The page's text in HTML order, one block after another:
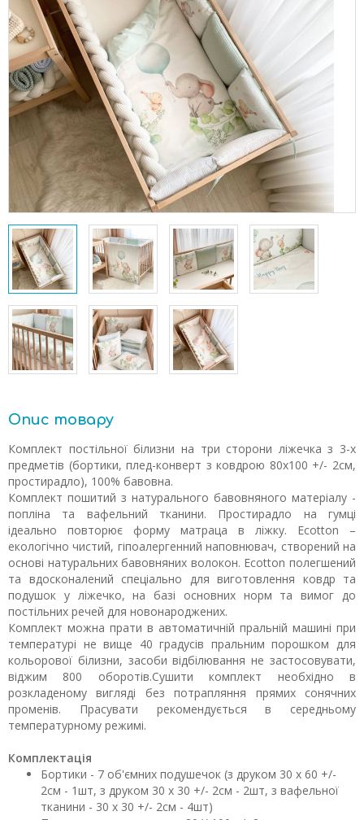
Опис товару
Комплект постільної білизни на три сторони ліжечка з 3-х
предметів (бортики, плед-конверт з ковдрою 80х100 +/- 2см,
простирадло), 100% бавовна.
Комплект пошитий з натурального бавовняного матеріалу -
попліна та вафельний тканини. Простирадло на гумці
ідеально повторює форму матраца в ліжку. Ecotton –
екологічно чистий, гіпоалергенний наповнювач, створений на
основі натуральних бавовняних волокон. Ecotton полегшений
та вдосконалений спеціально для виготовлення ковдр та
подушок у ліжечко, на базі основних норм та вимог до
постільних речей для новонароджених.
Комплект можна прати в автоматичній пральній машині при
температурі не вище 40 градусів пральним порошком для
кольорової білизни, засоби відбілювання не застосовувати,
віджим 800 оборотів.Сушити комплект необхідно в
розкладеному вигляді без потрапляння прямих сонячних
променів. Прасувати рекомендується в середньому
температурному режимі.
Комплектація
Бортики - 7 об'ємних подушечок (з друком 30 х 60 +/-
2см - 1шт, з друком 30 х 30 +/- 2см - 2шт, з вафельної
тканини - 30 х 30 +/- 2см - 4шт)